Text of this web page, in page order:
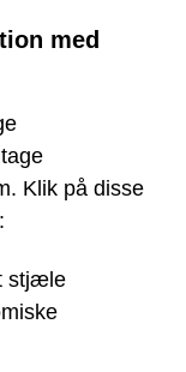
med
Klik på disse
stjæle